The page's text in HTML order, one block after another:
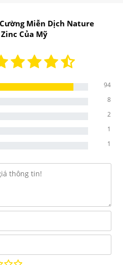
ên Uống Tăng Cường Miễn
With D3 & Zinc Của Mỹ
vệ tế bào trước gốc tự do,
giúp da đều màu rạng rỡ
dịch, bảo vệ cơ thể tốt hơn
bệnh, nhiễm trùng.
lạnh, cảm cúm và các
Miễn Dịch Nature
Của Mỹ
94
8
2
1
1